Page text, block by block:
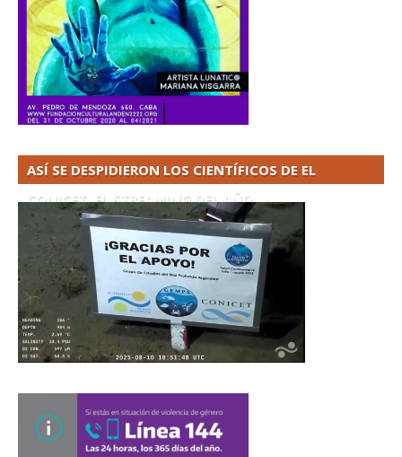
ASÍ SE DESPIDIERON LOS CIENTÍFICOS DE EL
CONICET. EL STREAMING DEL AÑO